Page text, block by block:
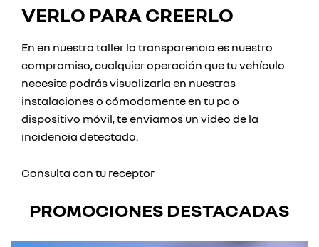
VERLO PARA CREERLO
En en nuestro taller la transparencia es nuestro
compromiso, cualquier operación que tu vehículo
necesite podrás visualizarla en nuestras
instalaciones o cómodamente en tu pc o
dispositivo móvil, te enviamos un video de la
incidencia detectada.
Consulta con tu receptor
PROMOCIONES DESTACADAS